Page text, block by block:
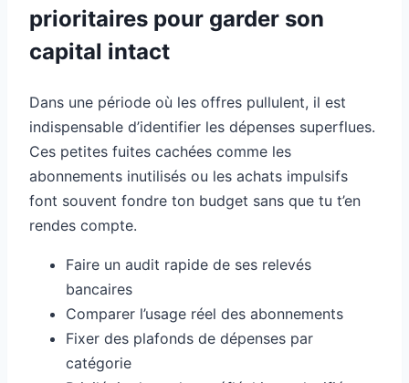
prioritaires pour garder son
capital intact
Dans une période où les offres pullulent, il est
indispensable d’identifier les dépenses superflues.
Ces petites fuites cachées comme les
abonnements inutilisés ou les achats impulsifs
font souvent fondre ton budget sans que tu t’en
rendes compte.
Faire un audit rapide de ses relevés
bancaires
Comparer l’usage réel des abonnements
Fixer des plafonds de dépenses par
catégorie